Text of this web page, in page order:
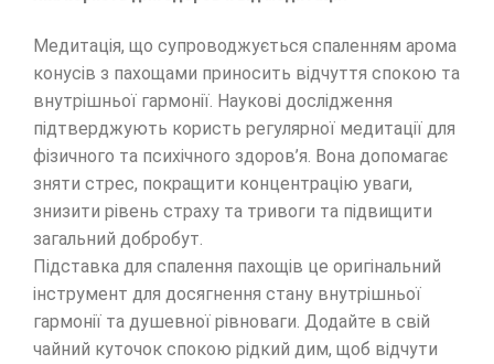
Медитація, що супроводжується спаленням арома
конусів з пахощами приносить відчуття спокою та
внутрішньої гармонії. Наукові дослідження
підтверджують користь регулярної медитації для
фізичного та психічного здоров’я. Вона допомагає
зняти стрес, покращити концентрацію уваги,
знизити рівень страху та тривоги та підвищити
загальний добробут.
Підставка для спалення пахощів це оригінальний
інструмент для досягнення стану внутрішньої
гармонії та душевної рівноваги. Додайте в свій
чайний куточок спокою рідкий дим, щоб відчути